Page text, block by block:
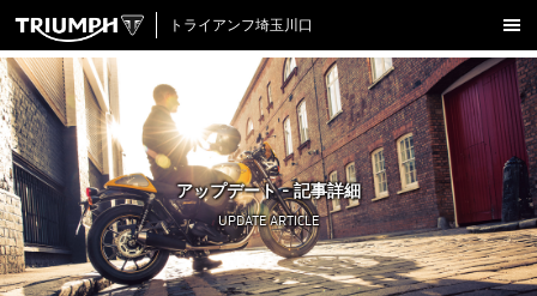
トライアンフ埼玉川口
新車在庫情報
試乗車一覧
認定中古車
アクセサリー
クロージング
アップデート - 記事詳細
UPDATE ARTICLE